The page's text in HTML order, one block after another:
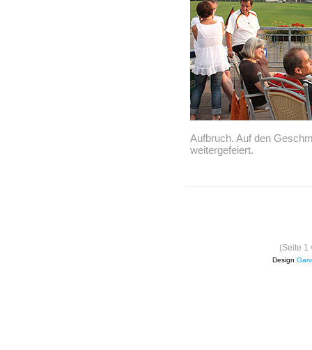
Aufbruch. Auf den
weitergefeiert.
(Seite 1
Design